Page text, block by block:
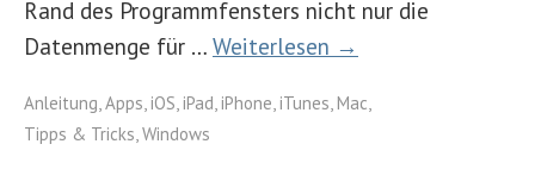
Rand des Programmfensters nicht nur die
Datenmenge für … Weiterlesen →
Anleitung,Apps, iOS, iPad, iPhone, iTunes, Mac,
Tipps & Tricks,Windows